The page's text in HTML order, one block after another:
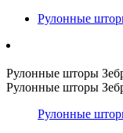
Рулонные
Рулонные шторы
Рулонные шторы
Рулонные